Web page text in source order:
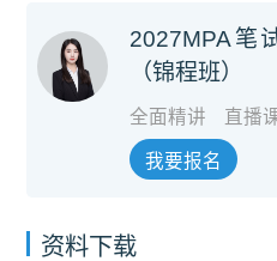
2027MPA笔
（锦程班）
全面精讲 直播
我要报名
资料下载